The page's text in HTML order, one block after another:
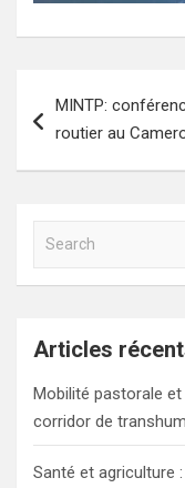
de
MINTP:
routier au
a
c
Articles
Mobilité pastorale
corridor de
Santé et agriculture